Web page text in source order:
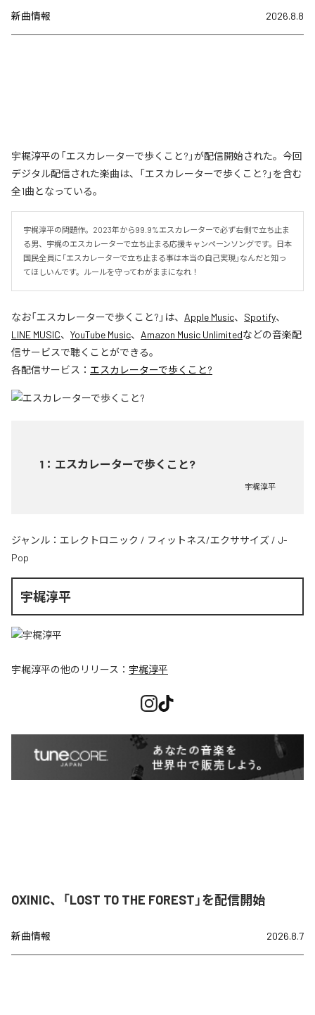
新曲情報 2026.8.8
宇梶淳平の「エスカレーターで歩くこと?」が配信開始された。今回
デジタル配信された楽曲は、「エスカレーターで歩くこと?」を含む
全1曲となっている。
宇梶淳平の問題作。2023年から99.9%エスカレーターで必ず右側で立ち止ま
る男、宇梶のエスカレーターで立ち止まる応援キャンペーンソングです。日本
国民全員に「エスカレーターで立ち止まる事は本当の自己実現」なんだと知っ
てほしいんです。ルールを守ってわがままになれ！
なお「エスカレーターで歩くこと? 」は、 Apple Music、 Spotify、
LINE MUSIC、 YouTube Music、 Amazon Music Unlimitedなどの音楽配
信サービスで聴くことができる。
各配信サービス： エスカレーターで歩くこと?
1 ： エスカレーターで歩くこと?
宇梶淳平
ジャンル： エレクトロニック / フィットネス/エクササイズ / J-
Pop
宇梶淳平
宇梶淳平の他のリリース： 宇梶淳平
OXINIC、「LOST TO THE FOREST」を配信開始
新曲情報 2026.8.7